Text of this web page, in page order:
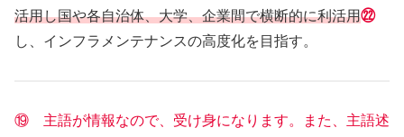
活用し国や各自治体、大学、企業間で横断的に利活用㉒
し、インフラメンテナンスの高度化を目指す。
⑲ 主語が情報なので、受け身になります。また、主語述